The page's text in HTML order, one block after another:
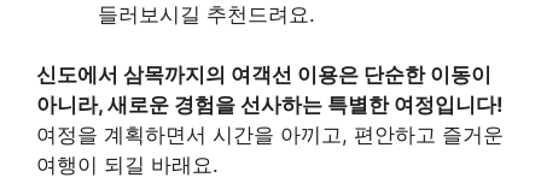
들러보시길 추천드려요.
신도에서 삼목까지의 여객선 이용은 단순한 이동이
아니라, 새로운 경험을 선사하는 특별한 여정입니다!
여정을 계획하면서 시간을 아끼고, 편안하고 즐거운
여행이 되길 바래요.